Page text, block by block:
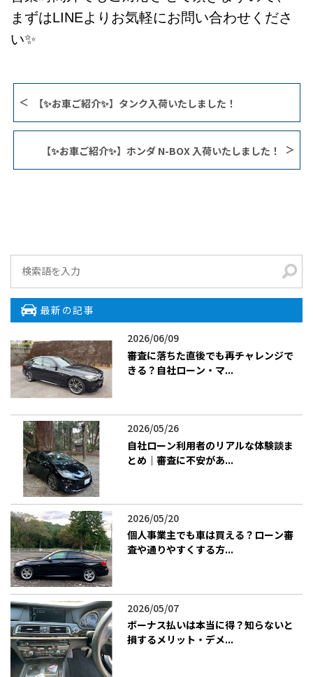
まずはLINEよりお気軽にお問い合わせくださ
い✨
【✨お車ご紹介✨】タンク入荷いたしました！
【✨お車ご紹介✨】ホンダ N-BOX 入荷いたしました！
最新の記事
2026/06/09
審査に落ちた直後でも再チャレンジで
きる？自社ローン・マ...
2026/05/26
自社ローン利用者のリアルな体験談ま
とめ｜審査に不安があ...
2026/05/20
個人事業主でも車は買える？ローン審
査や通りやすくする方...
2026/05/07
ボーナス払いは本当に得？知らないと
損するメリット・デメ...